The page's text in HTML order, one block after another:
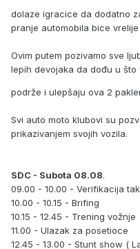
dolaze igracice da dodatno
pranje automobila bice
Ovim putem pozivamo sve
lepih devojaka da dođu u što
podrže i ulepšaju ova 2
Svi auto moto klubovi su
prikazivanjem svojih vozila.
SDC - Subota 08.08.
09.00 - 10.00 - Verifikacija
10.00 - 10.15 - Brifing
10.15 - 12.45 - Trening vožnje
11.00 - Ulazak za posetioce
12.45 - 13.00 - Stunt show (